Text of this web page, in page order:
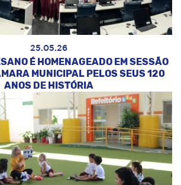
25.05.26
É HOMENAGEADO EM SESSÃO
MUNICIPAL PELOS SEUS 120
ANOS DE HISTÓRIA